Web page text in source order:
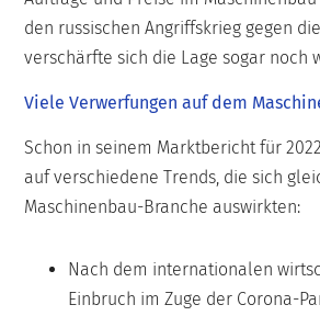
den russischen Angriffskrieg gegen
verschärfte sich die Lage sogar noch
Viele Verwerfungen auf dem
Schon in seinem Marktbericht für
auf verschiedene Trends, die sich
Maschinenbau-Branche auswirkten:
Nach dem internationalen
Einbruch im Zuge der Corona-